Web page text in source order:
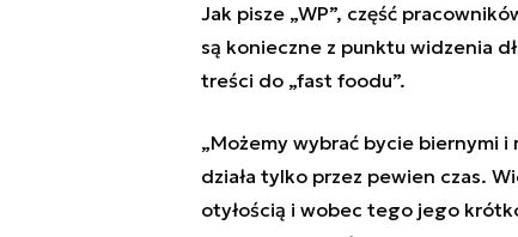
Jak pisze „WP”, część
są konieczne z punktu widzenia
treści do „fast foodu”.
„Możemy wybrać bycie biernymi
działa tylko przez pewien czas.
otyłością i wobec tego jego